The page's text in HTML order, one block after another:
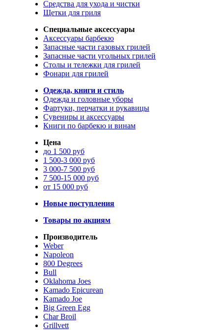
Средства для ухода и чистки
Щетки для гриля
Специальные аксессуары
Аксессуары барбекю
Запасные части газовых грилей
Запасные части угольных грилей
Столы и тележки для грилей
Фонари для грилей
Одежда, книги и стиль
Одежда и головные уборы
Фартуки, перчатки и рукавицы
Сувениры и аксессуары
Книги по барбекю и винам
Цена
до 1 500 руб
1 500-3 000 руб
3 000-7 500 руб
7 500-15 000 руб
от 15 000 руб
Новые поступления
Товары по акциям
Производитель
Weber
Napoleon
800 Degrees
Bull
Oklahoma Joes
Kamado Epicurean
Kamado Joe
Big Green Egg
Char Broil
Grillvett